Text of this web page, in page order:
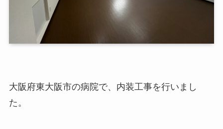
大阪府東大阪市の病院で、内装工事を行いまし
た。